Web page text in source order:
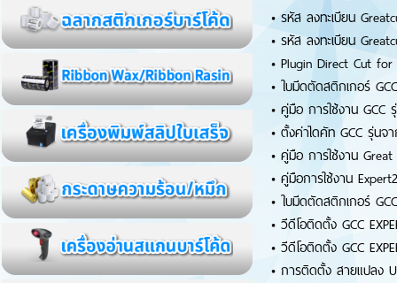
• รหัส ลงทะเบียน
• รหัส ลงทะเบียน
• Plugin Direct Cut for
• ใบมีดตัดสติกเกอร์
• คู่มือ การใช้งาน GCC
• ตั้งค่าไดคัท GCC รุ่นจ
• คู่มือ การใช้งาน
• คู่มือการใช้งาน
• ใบมีดตัดสติกเกอร์
• วีดีโอติดตั้ง GCC
• วีดีโอติดตั้ง GCC
• การติดตั้ง สายแปลง